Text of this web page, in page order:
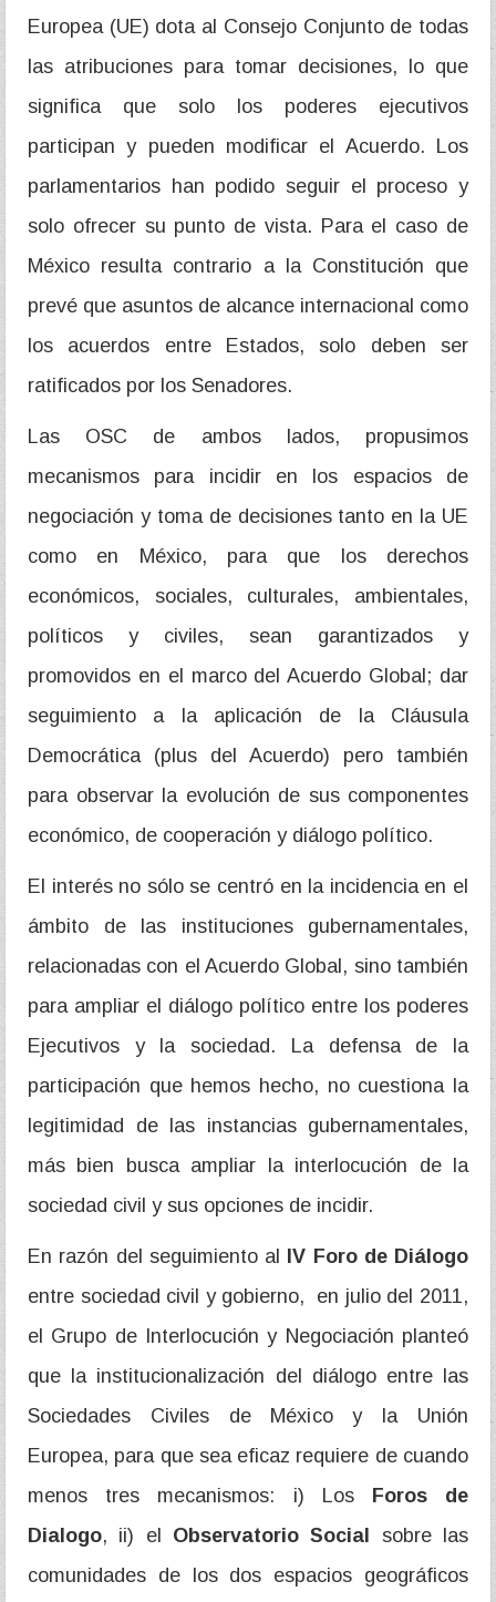
Europea (UE) dota al Consejo Conjunto de todas
las atribuciones para tomar decisiones, lo que
significa que solo los poderes ejecutivos
participan y pueden modificar el Acuerdo. Los
parlamentarios han podido seguir el proceso y
solo ofrecer su punto de vista. Para el caso de
México resulta contrario a la Constitución que
prevé que asuntos de alcance internacional como
los acuerdos entre Estados, solo deben ser
ratificados por los Senadores.
Las OSC de ambos lados, propusimos
mecanismos para incidir en los espacios de
negociación y toma de decisiones tanto en la UE
como en México, para que los derechos
económicos, sociales, culturales, ambientales,
políticos y civiles, sean garantizados y
promovidos en el marco del Acuerdo Global; dar
seguimiento a la aplicación de la Cláusula
Democrática (plus del Acuerdo) pero también
para observar la evolución de sus componentes
económico, de cooperación y diálogo político.
El interés no sólo se centró en la incidencia en el
ámbito de las instituciones gubernamentales,
relacionadas con el Acuerdo Global, sino también
para ampliar el diálogo político entre los poderes
Ejecutivos y la sociedad. La defensa de la
participación que hemos hecho, no cuestiona la
legitimidad de las instancias gubernamentales,
más bien busca ampliar la interlocución de la
sociedad civil y sus opciones de incidir.
En razón del seguimiento al
IV Foro de Diálogo
entre sociedad civil y gobierno, en julio del 2011,
el Grupo de Interlocución y Negociación planteó
que la institucionalización del diálogo entre las
Sociedades Civiles de México y la Unión
Europea, para que sea eficaz requiere de cuando
menos tres mecanismos: i) Los
Foros de
Dialogo, ii) el Observatorio Social
sobre las
comunidades de los dos espacios geográficos